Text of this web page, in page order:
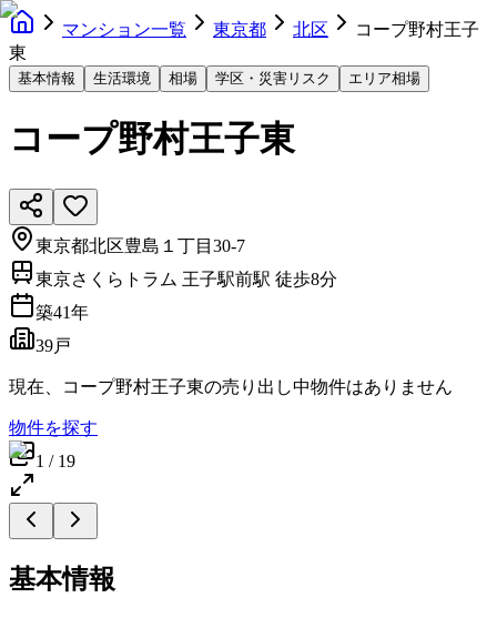
マンション一覧 東京都 北区
コープ野村王子
東
基本情報 生活環境 相場 学区・災害リスク エリア相場
コープ野村王子東
東京都北区豊島１丁目30-7
東京さくらトラム 王子駅前駅 徒歩8分
築41年
39戸
現在、 コープ野村王子東の売り出し中物件はありません
物件を探す
1 / 19
基本情報